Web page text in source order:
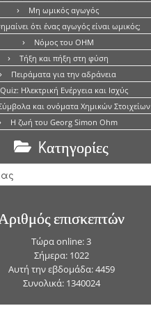
Μη ωμικός αγωγός
ότι ένας αγωγός είναι ωμικός;
Νόμος του OHM
Τήξη και πήξη στη φύση
Πειράματα για την αδράνεια
Quiz: Ηλεκτρική Ενέργεια και Ισχύς
και ονόματα Χημικών Στοιχείων
Η ζωή του Georg Simon Ohm
Kατηγορίες
Αριθμός επισκεπτών
Τώρα online: 3
Σήμερα: 1022
Αυτή την εβδομάδα: 4459
Συνολικά: 1340024